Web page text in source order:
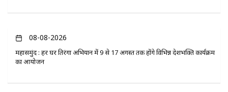
08-08-2026
महासमुंद : हर घर तिरंगा अभियान में 9 से 17 अगस्त तक होंगे विभिन्न देशभक्ति कार्यक्रम
का आयोजन